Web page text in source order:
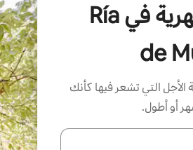
الإيجارات الشهرية في Ría
de
الأجل التي تشعر فيها كأنك
أو أطول.